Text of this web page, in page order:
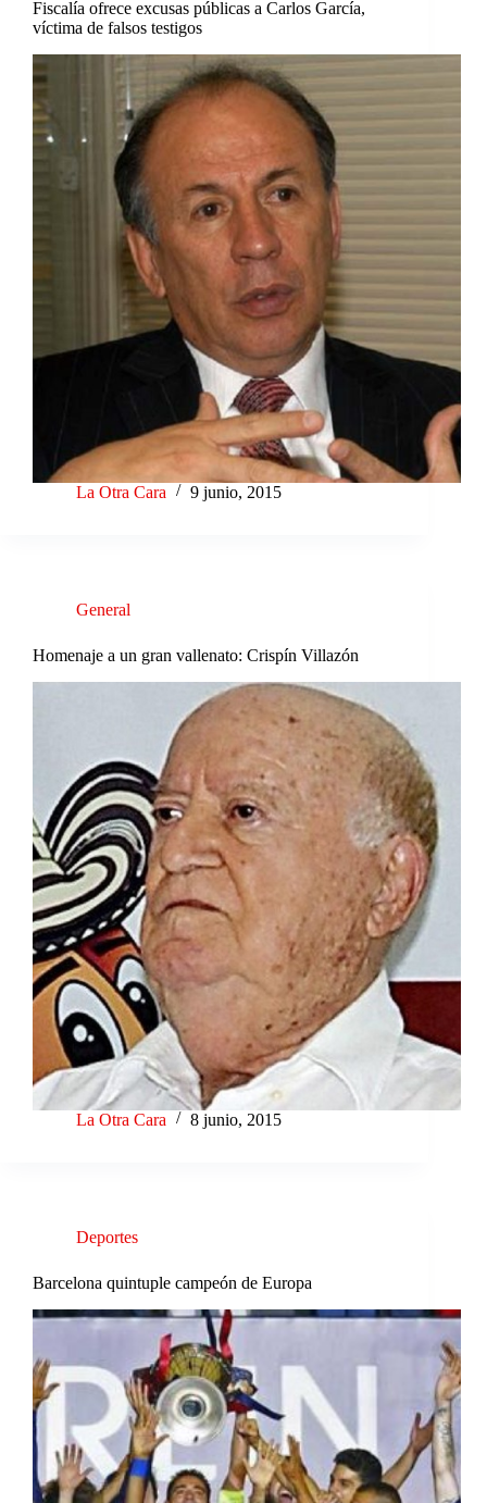
Fiscalía ofrece excusas públicas a Carlos García,
víctima de falsos testigos
La Otra Cara 9 junio, 2015
General
Homenaje a un gran vallenato: Crispín Villazón
La Otra Cara 8 junio, 2015
Deportes
Barcelona quintuple campeón de Europa